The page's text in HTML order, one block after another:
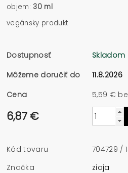
objem: 30 ml
vegánsky produkt
Dostupnosť Skladom
Môžeme doručiť do
11.8.2026
Cena
6,87 €
Kód tovaru
704729 /
Značka
ziaja